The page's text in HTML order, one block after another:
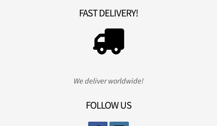
FAST DELIVERY!
We deliver worldwide!
FOLLOW US